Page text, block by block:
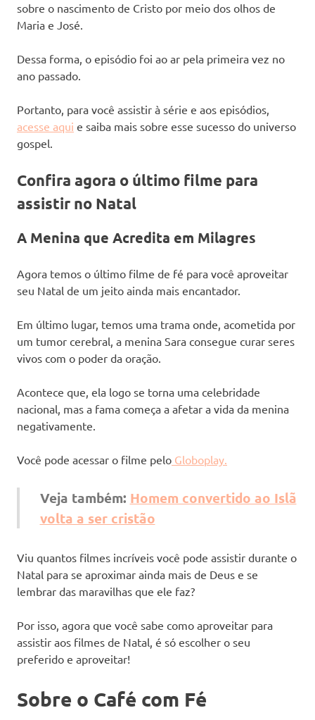
sobre o nascimento de Cristo por meio dos olhos de
Maria e José.
Dessa forma, o episódio foi ao ar pela primeira vez no
ano passado.
Portanto, para você assistir à série e aos episódios,
acesse aqui e saiba mais sobre esse sucesso do universo
gospel.
Confira agora o último filme para
assistir no Natal
A Menina que Acredita em Milagres
Agora temos o último filme de fé para você aproveitar
seu Natal de um jeito ainda mais encantador.
Em último lugar, temos uma trama onde, acometida por
um tumor cerebral, a menina Sara consegue curar seres
vivos com o poder da oração.
Acontece que, ela logo se torna uma celebridade
nacional, mas a fama começa a afetar a vida da menina
negativamente.
Você pode acessar o filme pelo Globoplay.
Veja também: Homem convertido ao Islã
volta a ser cristão
Viu quantos filmes incríveis você pode assistir durante o
Natal para se aproximar ainda mais de Deus e se
lembrar das maravilhas que ele faz?
Por isso, agora que você sabe como aproveitar para
assistir aos filmes de Natal, é só escolher o seu
preferido e aproveitar!
Sobre o Café com Fé